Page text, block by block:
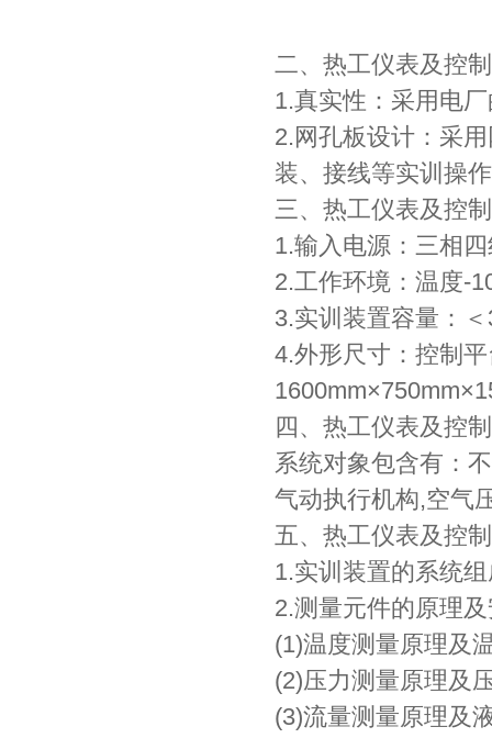
二、热工仪表及控
1.真实性：采用电
2.网孔板设计：采
装、接线等实训操作
三、热工仪表及控
1.输入电源：三相
2.工作环境：温度-
3.实训装置容量：
4.外形尺寸：控制
四、热工仪表及控
系统对象包含有：
气动执行机构,空气
五、热工仪表及控
1.实训装置的系统
2.测量元件的原理
(1)温度测量原理及
(2)压力测量原理及
(3)流量测量原理及